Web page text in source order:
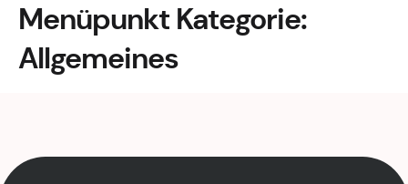
Menüpunkt Kategorie:
Allgemeines